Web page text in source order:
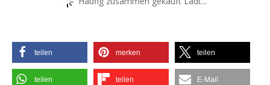
teilen merken teilen
teilen teilen E-Mail